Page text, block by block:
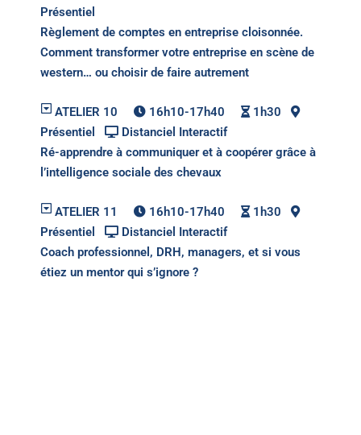
Présentiel
Règlement de comptes en entreprise cloisonnée.
Comment transformer votre entreprise en scène de
western… ou choisir de faire autrement
ATELIER 10 16h10-17h40
1h30
Présentiel
Distanciel Interactif
Ré-apprendre à communiquer et à coopérer grâce à
l’intelligence sociale des chevaux
ATELIER 11 16h10-17h40
1h30
Présentiel
Distanciel Interactif
Coach professionnel, DRH, managers, et si vous
étiez un mentor qui s’ignore ?